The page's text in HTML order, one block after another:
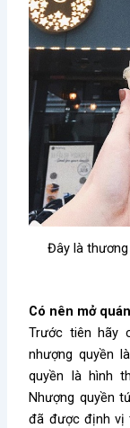
Đây là
Có nên mở
Trước tiên hãy
nhượng quyền
quyền là hình
Nhượng quyền
đã được định vị